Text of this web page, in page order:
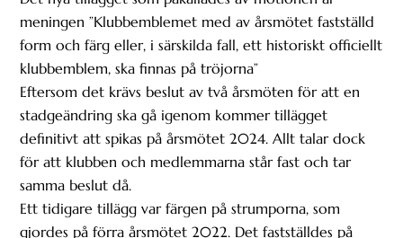
meningen ”Klubbemblemet med av årsmötet fastställd
form och färg eller, i särskilda fall, ett historiskt officiellt
klubbemblem, ska finnas på tröjorna”
Eftersom det krävs beslut av två årsmöten för att en
stadgeändring ska gå igenom kommer tillägget
definitivt att spikas på årsmötet 2024. Allt talar dock
för att klubben och medlemmarna står fast och tar
samma beslut då.
Ett tidigare tillägg var färgen på strumporna, som
gjordes på förra årsmötet 2022. Det fastställdes på